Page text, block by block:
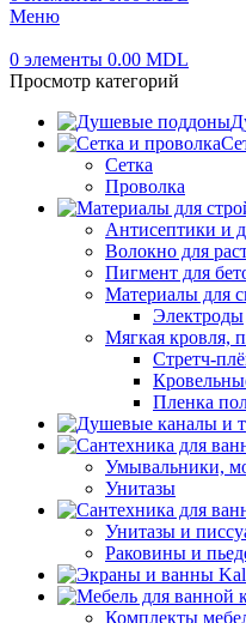
Меню
0 элементы 0.00 MDL
Просмотр категорий
Сетка
Проволка
Антисептики и
Волокно для
Пигмент для
Материалы для
Электроды
Мягкая кровля,
Стретч-
Пленка
Умывальники,
Унитазы
Унитазы и
Раковины и
Комплекты